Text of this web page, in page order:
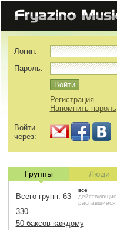
Логин:
Пароль:
Регистрация
Напомнить пароль
Войти
через:
Группы Люди
Всего групп: 63
все
действующие
распавшиеся
330
50 баксов каждому